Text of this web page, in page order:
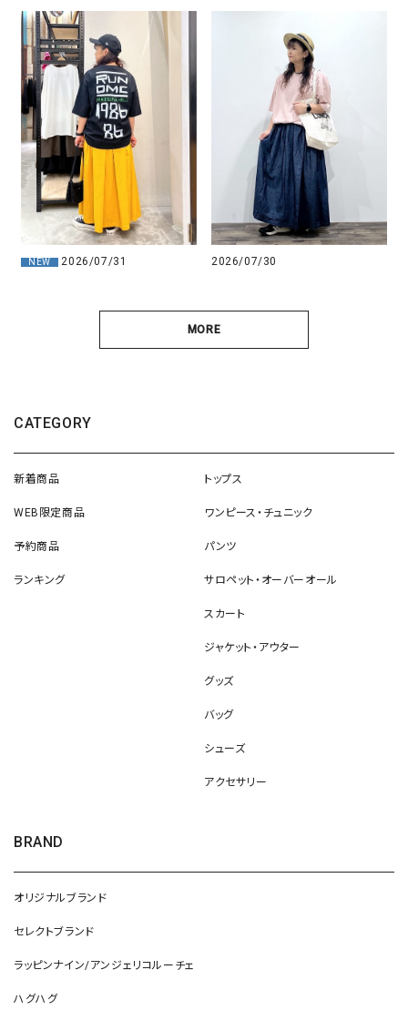
NEW 2026/07/31 2026/07/30
MORE
CATEGORY
新着商品
WEB限定商品
予約商品
ランキング
トップス
ワンピース・チュニック
パンツ
サロペット・オーバーオール
スカート
ジャケット・アウター
グッズ
バッグ
シューズ
アクセサリー
BRAND
オリジナルブランド
セレクトブランド
ラッピンナイン/アンジェリコルーチェ
ハグハグ